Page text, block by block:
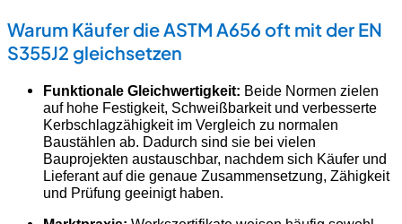
Warum Käufer die ASTM A656 oft mit der EN
S355J2 gleichsetzen
Funktionale Gleichwertigkeit: Beide Normen zielen
auf hohe Festigkeit, Schweißbarkeit und verbesserte
Kerbschlagzähigkeit im Vergleich zu normalen
Baustählen ab. Dadurch sind sie bei vielen
Bauprojekten austauschbar, nachdem sich Käufer und
Lieferant auf die genaue Zusammensetzung, Zähigkeit
und Prüfung geeinigt haben.